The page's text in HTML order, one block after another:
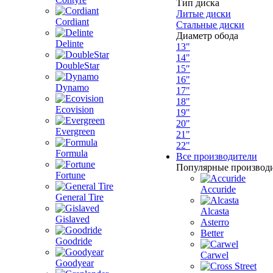
Cordiant
Delinte
DoubleStar
Dynamo
Ecovision
Evergreen
Formula
Fortune
General Tire
Gislaved
Goodride
Goodyear
Тип диска
Литые диски
Стальные диски
Диаметр обода
13"
14"
15"
16"
17"
18"
19"
20"
21"
22"
Все производители
Популярные
Accuride
Alcasta
Asterro
Better
Carwel